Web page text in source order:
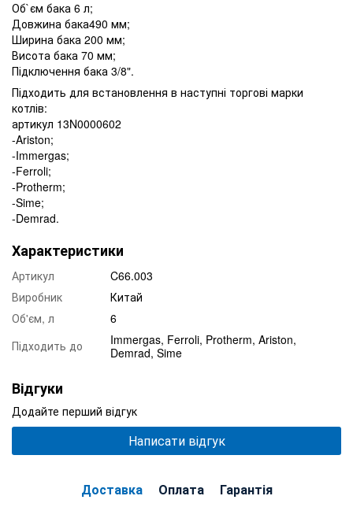
Об`єм бака 6 л;
Довжина бака490 мм;
Ширина бака 200 мм;
Висота бака 70 мм;
Підключення бака 3/8".
Підходить для встановлення в наступні торгові марки
котлів:
артикул 13N0000602
-Ariston;
-Immergas;
-Ferroli;
-Protherm;
-Sime;
-Demrad.
Характеристики
Артикул
C66.003
Виробник
Китай
Об'єм, л
6
Підходить до
Immergas, Ferroli, Protherm, Ariston,
Demrad, Sime
Відгуки
Додайте перший відгук
Написати відгук
Доставка Оплата Гарантія